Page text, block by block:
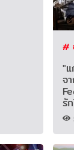
#
"
จ
รั